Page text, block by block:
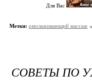
Для Вас
Метки: омолаживающий массаж
СОВЕТЫ ПО